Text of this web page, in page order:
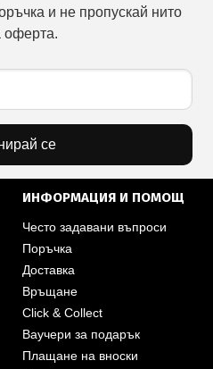
и не пропускай нито
оферта.
се
ИНФОРМАЦИЯ И ПОМОЩ
Често задавани въпроси
Поръчка
Доставка
Връщане
Click & Collect
Ваучери за подарък
Плащане на вноски